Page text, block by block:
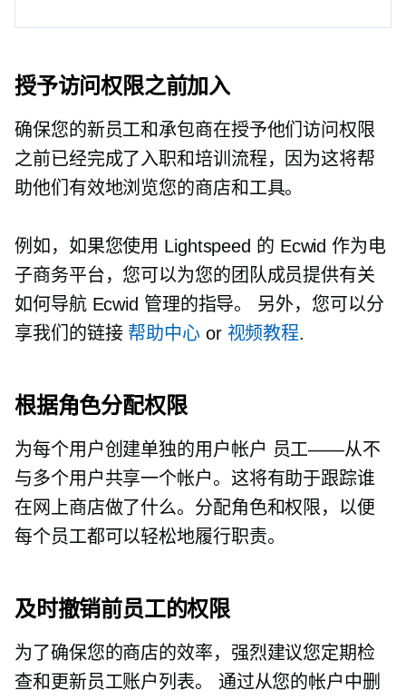
授予访问权限之前加入
确保您的新员工和承包商在授予他们访问权限
之前已经完成了入职和培训流程，因为这将帮
助他们有效地浏览您的商店和工具。
例如，如果您使用 Lightspeed 的 Ecwid 作为电
子商务平台，您可以为您的团队成员提供有关
如何导航 Ecwid 管理的指导。 另外，您可以分
享我们的链接 帮助中心or 视频教程.
根据角色分配权限
为每个用户创建单独的用户帐户 员工——从不
与多个用户共享一个帐户。这将有助于跟踪谁
在网上商店做了什么。分配角色和权限，以便
每个员工都可以轻松地履行职责。
及时撤销前员工的权限
为了确保您的商店的效率，强烈建议您定期检
查和更新员工账户列表。 通过从您的帐户中删